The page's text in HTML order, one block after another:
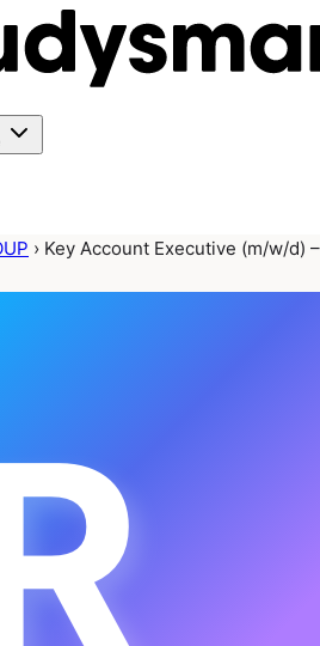
› Key Account Executive (m/w/d) –